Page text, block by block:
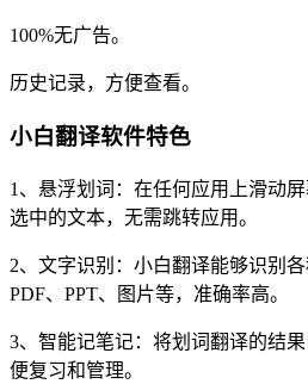
100%无广告。
历史记录，方便查看。
小白翻译软件特色
1、悬浮划词：在任何应用上滑动
选中的文本，无需跳转应用。
2、文字识别：小白翻译能够识别
PDF、PPT、图片等，准确率高。
3、智能记笔记：将划词翻译的结
便复习和管理。